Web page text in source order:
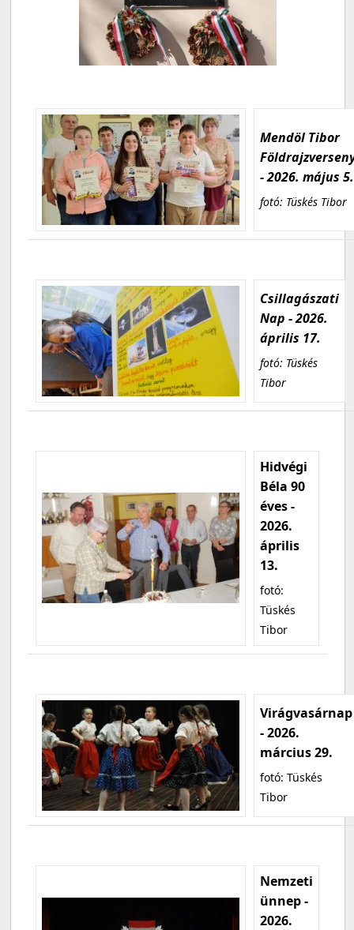
Mendöl Tibor
- 2026. május 5.
fotó: Tüskés Tibor
Csillagászati
Nap - 2026.
április 17.
fotó: Tüskés
Tibor
Hidvégi
Béla 90
éves -
2026.
április
13.
fotó:
Tüskés
Tibor
Virágvasárnap
- 2026.
március 29.
fotó: Tüskés
Tibor
Nemzeti
ünnep -
2026.